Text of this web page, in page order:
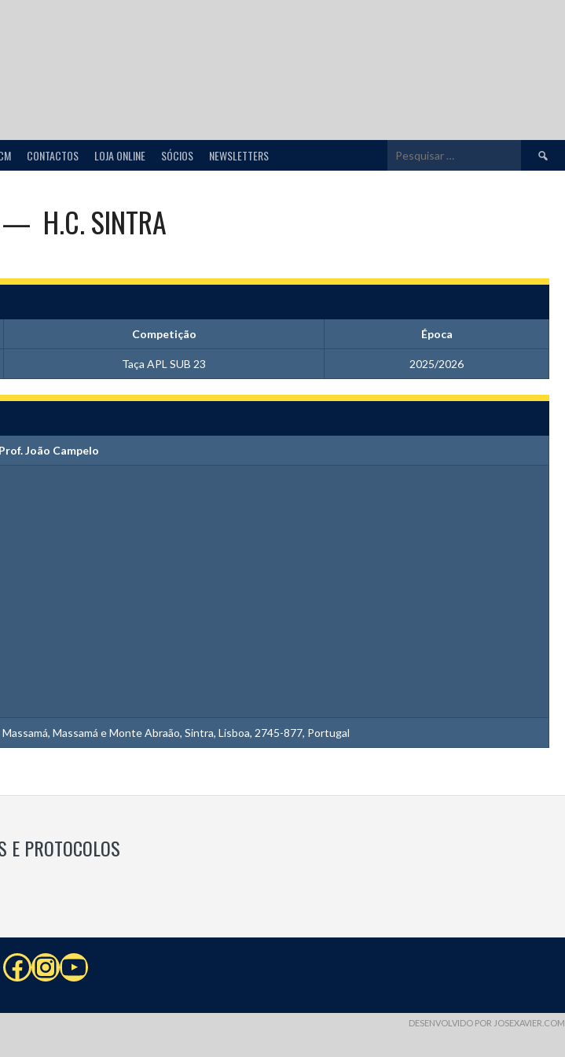
CONTACTOS LOJA ONLINE SÓCIOS NEWSLETTERS
por:
— H.C. SINTRA
Competição Época
Taça APL SUB 23 2025/2026
João Campelo
Massamá e Monte Abraão, Sintra, Lisboa, 2745-877, Portugal
E PROTOCOLOS
Facebook
Instagram
YouTube
DESENVOLVIDO POR JOSEXAVIER.COM